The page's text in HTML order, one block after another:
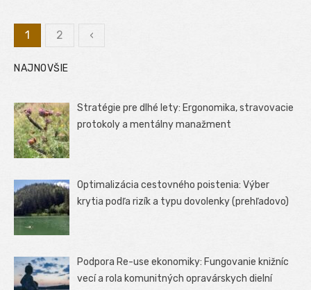
Stránkovanie
príspevkov
1 2 ‹
NAJNOVŠIE
Stratégie pre dlhé lety: Ergonomika, stravovacie
protokoly a mentálny manažment
Optimalizácia cestovného poistenia: Výber
krytia podľa rizík a typu dovolenky (prehľadovo)
Podpora Re-use ekonomiky: Fungovanie knižníc
vecí a rola komunitných opravárskych dielní